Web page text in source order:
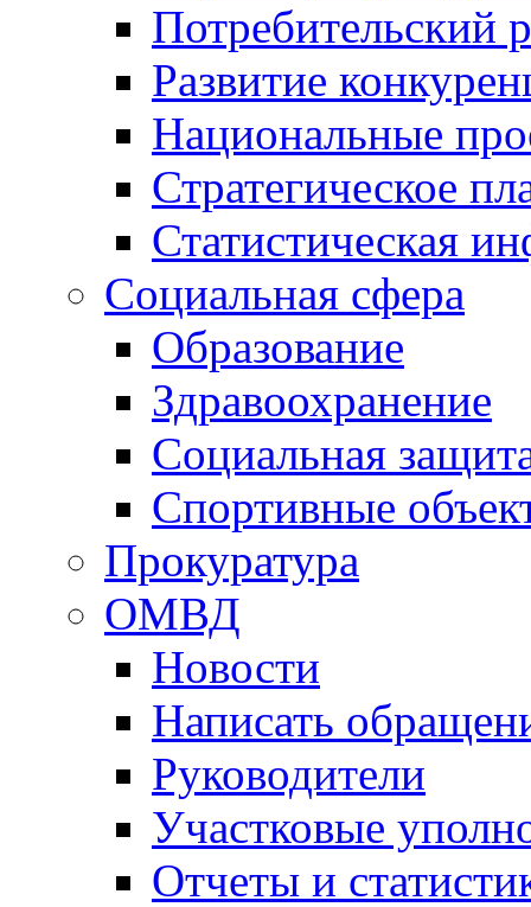
Потребительский
Развитие
Национальные
Стратегическое
Статистическая
Социальная сфера
Образование
Здравоохранение
Социальная
Спортивные
Прокуратура
ОМВД
Новости
Написать
Руководители
Участковые
Отчеты и